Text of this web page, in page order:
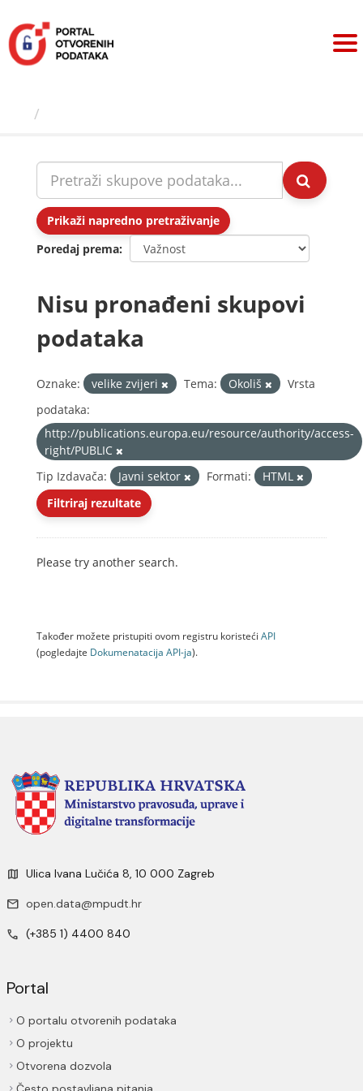
sadržaj
Prikaži napredno pretraživanje
Poredaj prema
Nisu pronađeni skupovi
podataka
Oznake: velike zvijeri Tema: Okoliš
Vrsta
podataka:
http://publications.europa.eu/resource/authority/access-
right/PUBLIC
Tip Izdavača:
Javni sektor Formati:
HTML
Filtriraj rezultate
Please try another search.
Također možete pristupiti ovom registru koristeći API
(pogledajte Dokumenаtаcijа API-jа).